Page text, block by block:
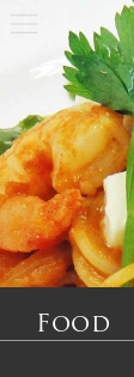
ン
へ
ス
キ
ッ
プ
ビ
ョ
ン
に
移
動
Food